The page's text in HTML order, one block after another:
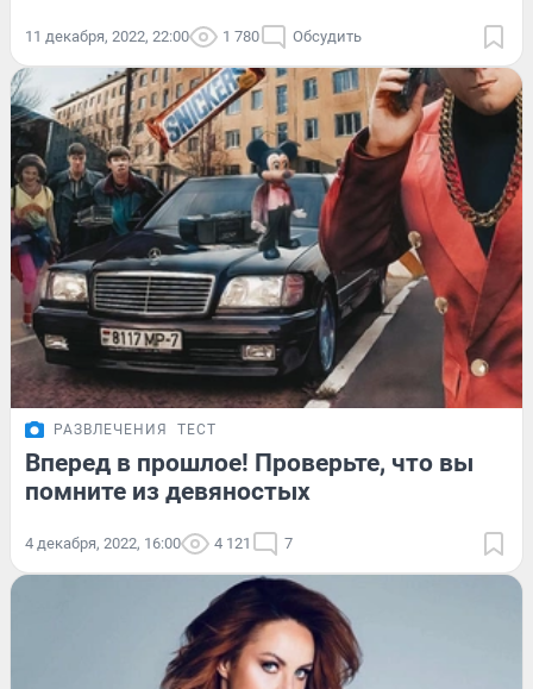
11 декабря, 2022, 22:00 1 780 Обсудить
РАЗВЛЕЧЕНИЯ ТЕСТ
Вперед в прошлое! Проверьте, что вы
помните из девяностых
4 декабря, 2022, 16:00 4 121 7